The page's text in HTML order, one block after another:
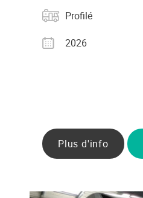
Catégorie
Profilé
Année2026
Plus d'info